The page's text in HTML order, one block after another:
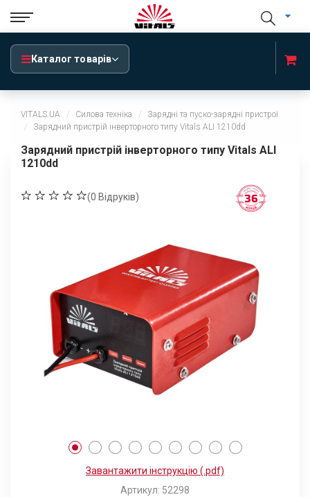
Каталог товарів
VITALS.UA Силова техніка
Зарядні та пуско-зарядні пристрої
Зарядний пристрій інверторного типу Vitals ALI 1210dd
Зарядний пристрій інверторного типу Vitals ALI
1210dd
(0 Відруків)
Завантажити інструкцію (.pdf)
Артикул: 52298